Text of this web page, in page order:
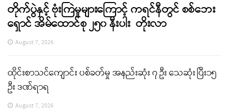
တိုက်ပွဲနှင့် ဗုံးကြဲမှုများကြောင့် ကရင်နီတွင် စစ်ဘေး
ရှောင် အိမ်ထောင်စု ၂၅၀ နီးပါး တိုးလာ
August 7, 2026
ထိုင်းစာသင်ကျောင်း ပစ်ခတ်မှု အနည်းဆုံး ၇ ဦး သေဆုံး ပြီး၁၅
ဦး ဒဏ်ရာရ
August 7, 2026